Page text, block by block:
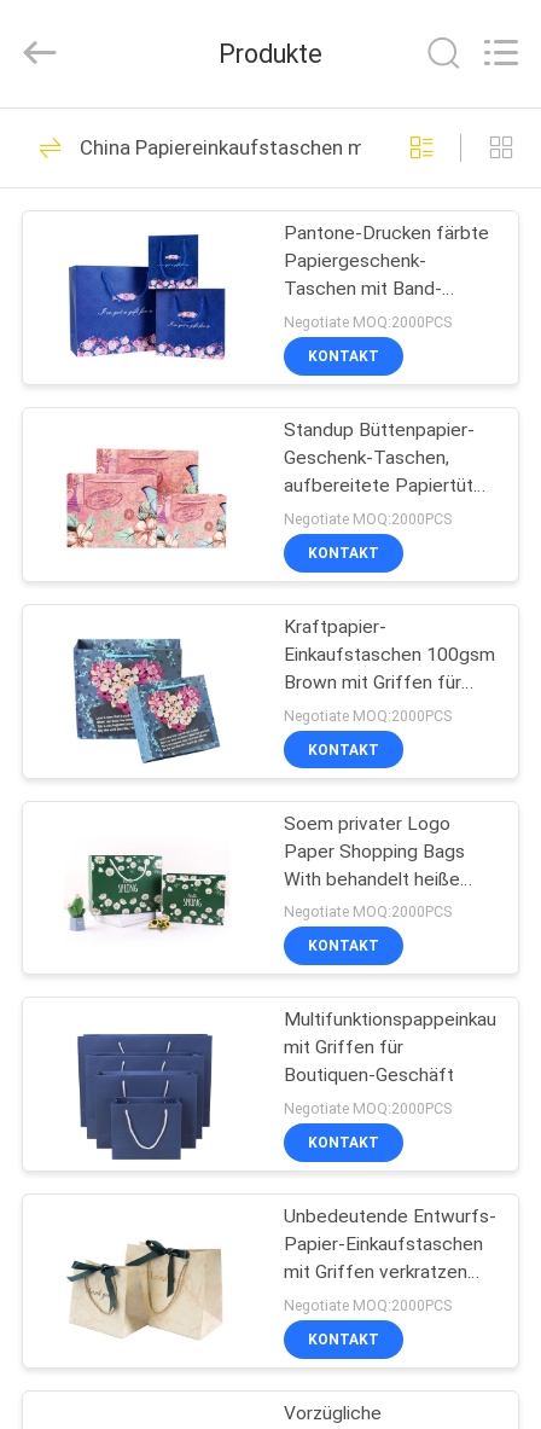
HAUSE
PRODUKTE
ÜBER
WERKSBESICHTIGUNG
QUALITÄTSKONTROLLE
KONTAKT
UM
ANGEBOT
2021
All
Reserved.
Developed
ECER
25
Kosmetische
Geschenkbox
13
Kerzen-
Geschenkbox
6
Geschenkbox
Gewebe-Zugschnur-
Geschenk-Taschen
118
Produkte
China Papiereinkaufstaschen mit Griffen
Pantone-Drucken färbte
Papiergeschenk-
Taschen mit Band-
Griffen
Negotiate MOQ:2000PCS
KONTAKT
Standup Büttenpapier-
Geschenk-Taschen,
aufbereitete Papiertüten
mit Griffen
Negotiate MOQ:2000PCS
KONTAKT
Kraftpapier-
Einkaufstaschen 100gsm
Brown mit Griffen für
Kleidung
Negotiate MOQ:2000PCS
KONTAKT
Soem privater Logo
Paper Shopping Bags
With behandelt heiße
stempelnde Oberfläche
Negotiate MOQ:2000PCS
KONTAKT
mit Griffen für
Boutiquen-Geschäft
Negotiate MOQ:2000PCS
KONTAKT
Unbedeutende Entwurfs-
Papier-Einkaufstaschen
mit Griffen verkratzen
beständiges
Negotiate MOQ:2000PCS
KONTAKT
Vorzügliche